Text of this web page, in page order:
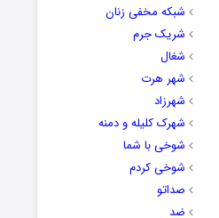
شبکه مخفی زنان
شریک جرم
شغال
شهر هرت
شهرزاد
شهرک کلیله و دمنه
شوخی با شما
شوخی کردم
صداتو
ضد